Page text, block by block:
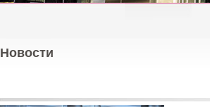
Новости